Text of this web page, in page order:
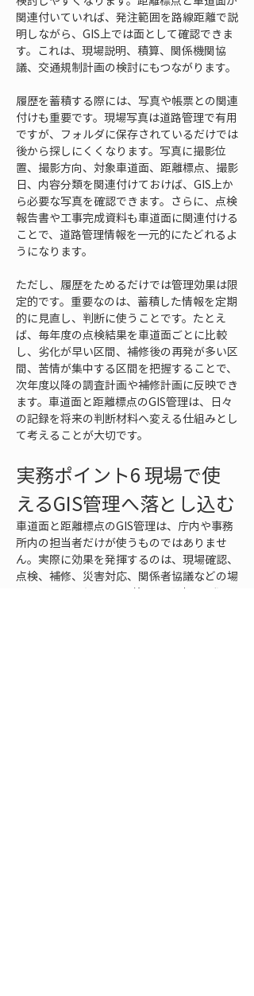
関連付いていれば、発注範囲を路線距離で説
明しながら、GIS上では面として確認できま
す。これは、現場説明、積算、関係機関協
議、交通規制計画の検討にもつながります。
履歴を蓄積する際には、写真や帳票との関連
付けも重要です。現場写真は道路管理で有用
ですが、フォルダに保存されているだけでは
後から探しにくくなります。写真に撮影位
置、撮影方向、対象車道面、距離標点、撮影
日、内容分類を関連付けておけば、GIS上か
ら必要な写真を確認できます。さらに、点検
報告書や工事完成資料も車道面に関連付ける
ことで、道路管理情報を一元的にたどれるよ
うになります。
ただし、履歴をためるだけでは管理効果は限
定的です。重要なのは、蓄積した情報を定期
的に見直し、判断に使うことです。たとえ
ば、毎年度の点検結果を車道面ごとに比較
し、劣化が早い区間、補修後の再発が多い区
間、苦情が集中する区間を把握することで、
次年度以降の調査計画や補修計画に反映でき
ます。車道面と距離標点のGIS管理は、日々
の記録を将来の判断材料へ変える仕組みとし
て考えることが大切です。
実務ポイント6 現場で使
えるGIS管理へ落とし込む
車道面と距離標点のGIS管理は、庁内や事務
所内の担当者だけが使うものではありませ
ん。実際に効果を発揮するのは、現場確認、
点検、補修、災害対応、関係者協議などの場
面です。そのため、GIS管理を設計する際